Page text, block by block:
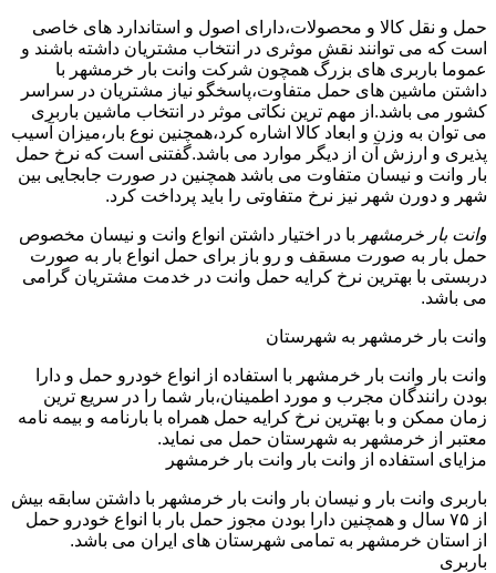
حمل و نقل کالا و محصولات،دارای اصول و استاندارد های خاصی
است که می توانند نقش موثری در انتخاب مشتریان داشته باشند و
عموما باربری های بزرگ همچون شرکت وانت بار خرمشهر با
داشتن ماشین های حمل متفاوت،پاسخگو نیاز مشتریان در سراسر
کشور می باشد.از مهم ترین نکاتی موثر در انتخاب ماشین باربری
می توان به وزن و ابعاد کالا اشاره کرد،همچنین نوع بار،میزان آسیب
پذیری و ارزش آن از دیگر موارد می باشد.گفتنی است که نرخ حمل
بار وانت و نیسان متفاوت می باشد همچنین در صورت جابجایی بین
شهر و دورن شهر نیز نرخ متفاوتی را باید پرداخت کرد.
وانت بار خرمشهر با در اختیار داشتن انواع وانت و نیسان مخصوص
حمل بار به صورت مسقف و رو باز برای حمل انواع بار به صورت
دربستی با بهترین نرخ کرایه حمل وانت در خدمت مشتریان گرامی
می باشد.
وانت بار خرمشهر به شهرستان
وانت بار وانت بار خرمشهر با استفاده از انواع خودرو حمل و دارا
بودن رانندگان مجرب و مورد اطمینان،بار شما را در سریع ترین
زمان ممکن و با بهترین نرخ کرایه حمل همراه با بارنامه و بیمه نامه
معتبر از خرمشهر به شهرستان حمل می نماید.
مزایای استفاده از وانت بار وانت بار خرمشهر
باربری وانت بار و نیسان بار وانت بار خرمشهر با داشتن سابقه بیش
از ۷۵ سال و همچنین دارا بودن مجوز حمل بار با انواع خودرو حمل
از استان خرمشهر به تمامی شهرستان های ایران می باشد.
باربری